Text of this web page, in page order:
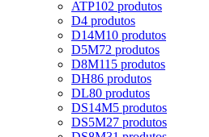
ATP102 produtos
D4 produtos
D14M10 produtos
D5M72 produtos
D8M115 produtos
DH86 produtos
DL80 produtos
DS14M5 produtos
DS5M27 produtos